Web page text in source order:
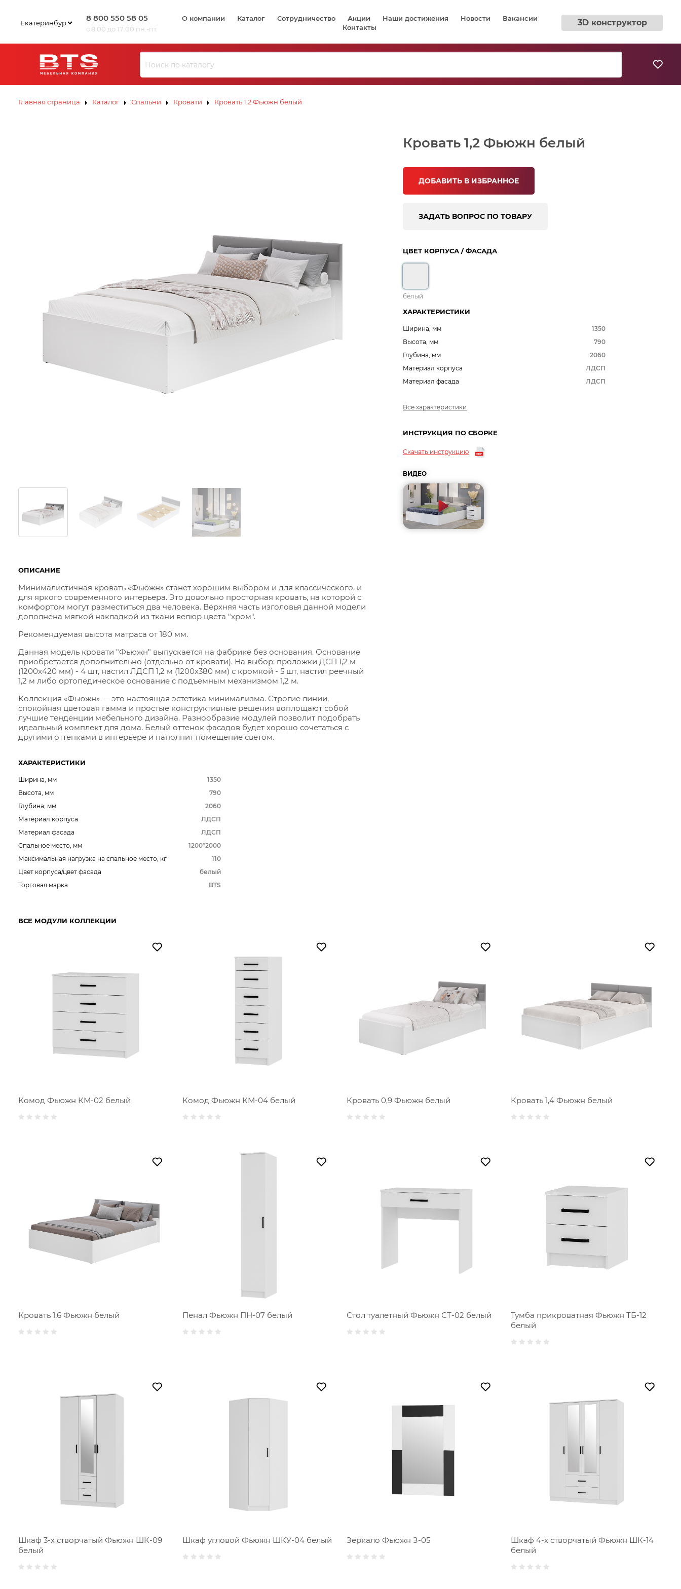
К
КС
СК
КЛ
ЛЮ
ЮЗИВ
ЗИВ
Э
К
С ЛЮЗИВ
8 800 550 58 05
с 8:00 до 17:00 пн.-пт.
О компании Каталог Сотрудничество Акции Наши достижения Новости
Вакансии
Контакты
3D конструктор
Главная страница Каталог Спальни Кровати Кровать 1,2 Фьюжн белый
Кровать 1,2 Фьюжн белый
ДОБАВИТЬ В ИЗБРАННОЕ
ЗАДАТЬ ВОПРОС ПО ТОВАРУ
ЦВЕТ КОРПУСА / ФАСАДА
белый
ХАРАКТЕРИСТИКИ
Ширина, мм
1350
Высота, мм
790
Глубина, мм
2060
Материал корпуса
ЛДСП
Материал фасада
ЛДСП
Все характеристики
ИНСТРУКЦИЯ ПО СБОРКЕ
Скачать инструкцию
ВИДЕО
ОПИСАНИЕ
Минималистичная кровать «Фьюжн» станет хорошим выбором и для классического, и
для яркого современного интерьера. Это довольно просторная кровать, на которой с
комфортом могут разместиться два человека. Верхняя часть изголовья данной модели
дополнена мягкой накладкой из ткани велюр цвета "хром".
Рекомендуемая высота матраса от 180 мм.
Данная модель кровати "Фьюжн" выпускается на фабрике без основания. Основание
приобретается дополнительно (отдельно от кровати). На выбор: проложки ДСП 1,2 м
(1200x420 мм) - 4 шт, настил ЛДСП 1,2 м (1200x380 мм) с кромкой - 5 шт, настил реечный
1,2 м либо ортопедическое основание с подъемным механизмом 1,2 м.
Коллекция «Фьюжн» — это настоящая эстетика минимализма. Строгие линии,
спокойная цветовая гамма и простые конструктивные решения воплощают собой
лучшие тенденции мебельного дизайна. Разнообразие модулей позволит подобрать
идеальный комплект для дома. Белый оттенок фасадов будет хорошо сочетаться с
другими оттенками в интерьере и наполнит помещение светом.
ХАРАКТЕРИСТИКИ
Ширина, мм
1350
Высота, мм
790
Глубина, мм
2060
Материал корпуса
ЛДСП
Материал фасада
ЛДСП
Спальное место, мм
1200*2000
Максимальная нагрузка на спальное место, кг
110
Цвет корпуса/цвет фасада
белый
Торговая марка
BTS
ВСЕ МОДУЛИ КОЛЛЕКЦИИ
Комод Фьюжн КМ-02 белый Комод Фьюжн КМ-04 белый Кровать 0,9 Фьюжн белый Кровать 1,4 Фьюжн белый
Кровать 1,6 Фьюжн белый Пенал Фьюжн ПН-07 белый Стол туалетный Фьюжн СТ-02 белый
Тумба прикроватная Фьюжн ТБ-12
белый
Шкаф 3-х створчатый Фьюжн ШК-09
белый
Шкаф угловой Фьюжн ШКУ-04 белый Зеркало Фьюжн З-05
Шкаф 4-х створчатый Фьюжн ШК-14
белый